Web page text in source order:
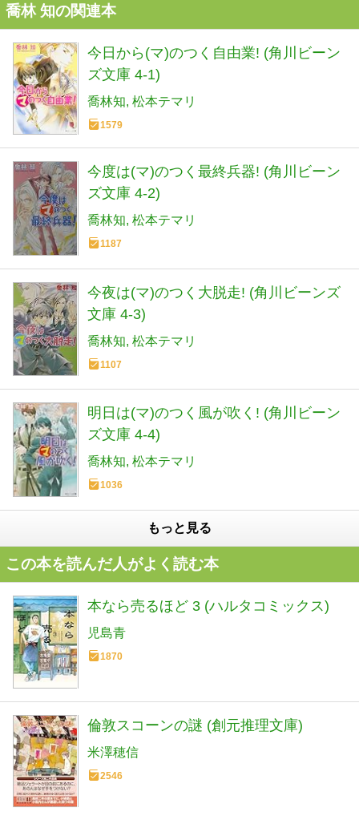
喬林 知の関連本
今日から(マ)のつく自由業! (角川ビーン
ズ文庫 4-1)
喬林知 松本テマリ
1579
今度は(マ)のつく最終兵器! (角川ビーン
ズ文庫 4-2)
喬林知 松本テマリ
1187
今夜は(マ)のつく大脱走! (角川ビーンズ
文庫 4-3)
喬林知 松本テマリ
1107
明日は(マ)のつく風が吹く! (角川ビーン
ズ文庫 4-4)
喬林知 松本テマリ
1036
もっと見る
この本を読んだ人がよく読む本
本なら売るほど 3 (ハルタコミックス)
児島青
1870
倫敦スコーンの謎 (創元推理文庫)
米澤穂信
2546